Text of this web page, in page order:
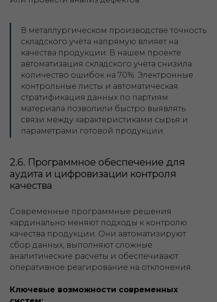
В металлургическом производстве точность
складского учёта напрямую влияет на
качества продукции. В нашем проекте
автоматизация складского учёта снизила
количество ошибок на 70%. Электронные
контрольные листы и автоматическая
стратификация данных по партиям
материала позволили быстро выявлять
связи между характеристиками сырья и
параметрами готовой продукции.
2.6. Программное обеспечение для
аудита и цифровизации контроля
качества
Современные программные решения
кардинально меняют подходы к контролю
качества продукции. Они автоматизируют
сбор данных, выполняют сложные
аналитические расчеты и обеспечивают
оперативное реагирование на отклонения.
Ключевые возможности современных